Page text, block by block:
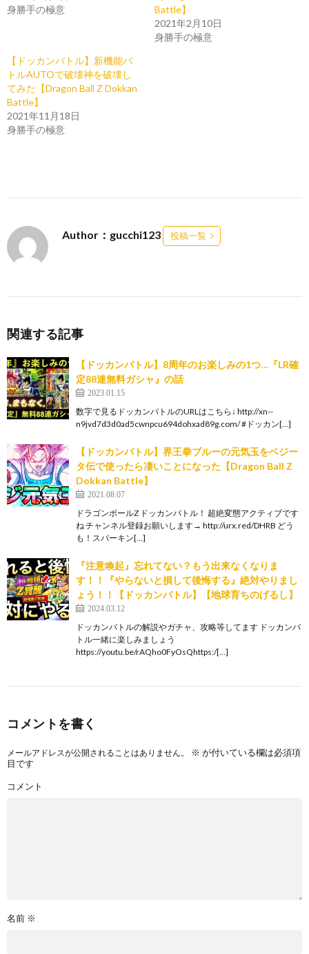
身勝手の極意
Battle】
2021年2月10日
身勝手の極意
【ドッカンバトル】新機能バ
トルAUTOで破壊神を破壊し
てみた【Dragon Ball Z Dokkan
Battle】
2021年11月18日
身勝手の極意
Author：gucchi123 投稿一覧
関連する記事
【ドッカンバトル】8周年のお楽しみの1つ…『LR確
定88連無料ガシャ』の話
2023.01.15
数字で見るドッカンバトルのURLはこちら↓ http://xn--
n9jvd7d3d0ad5cwnpcu694dohxad89g.com/ #ドッカン[…]
【ドッカンバトル】界王拳ブルーの元気玉をベジー
タ伝で使ったら凄いことになった【Dragon Ball Z
Dokkan Battle】
2021.08.07
ドラゴンボールZ ドッカンバトル！ 超絶変態アクティブです
ね チャンネル登録お願いします→ http://urx.red/DHRB どう
も！スパーキン[…]
『注意喚起』忘れてない？もう出来なくなりま
す！！『やらないと損して後悔する』絶対やりまし
ょう！！【ドッカンバトル】【地球育ちのげるし】
2024.03.12
ドッカンバトルの解説やガチャ、攻略等してます ドッカンバ
トル一緒に楽しみましょう
https://youtu.be/rAQho0FyOsQhttps:/[…]
コメントを書く
メールアドレスが公開されることはありません。 ※ が付いている欄は必須項
目です
コメント
名前 ※